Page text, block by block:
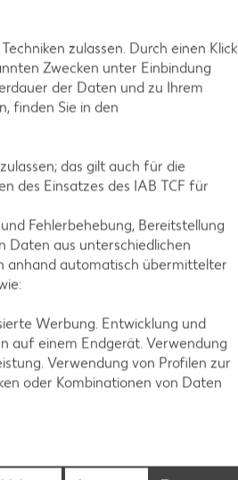
nur
4.44*
Mit Kaufland Card XTRA **
zulassen. Durch einen Klick
Zwecken unter Einbindung
der Daten und zu Ihrem
finden Sie in den
das gilt auch für die
des Einsatzes des IAB TCF für
Fehlerbehebung, Bereitstellung
Daten aus unterschiedlichen
anhand automatisch übermittelter
Werbung. Entwicklung und
auf einem Endgerät. Verwendung
Verwendung von Profilen zur
oder Kombinationen von Daten